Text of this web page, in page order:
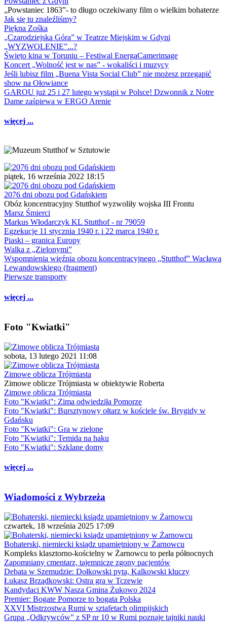
„Powstaniec 1863”- to długo oczekiwany film o wielkim bohaterze
Jak się tu znaleźliśmy?
Piękna Zośka
„Czarodziejska Góra” w Teatrze Miejskim w Gdyni
„WYZWOLENIE”...?
Święto kina w Toruniu – Festiwal EnergaCamerimage
Koncert „Wolność jest w nas” - wokaliści i muzycy
Jeśli lubisz film „Buena Vista Social Club” nie możesz przegapić
show na Ołowiance
GAROU już 25 i 27 lutego wystąpi w Polsce! Dzwonnik z Notre
Dame zaśpiewa w ERGO Arenie
więcej ...
piątek, 16 września 2022 18:15
2076 dni obozu pod Gdańskiem
Obóz koncentracyjny Stutthof wyzwoliły wojska III Frontu
Marsz Śmierci
Markus Włodarczyk KL Stutthof - nr 79059
Egzekucje 11 stycznia 1940 r. i 22 marca 1940 r.
Piaski – granica Europy
Walka z „Zielonymi”
Wspomnienia więźnia obozu koncentracyjnego „Stutthof” Wacława
Lewandowskiego (fragment)
Pierwsze transporty
więcej ...
Foto "Kwiatki"
sobota, 13 lutego 2021 11:08
Zimowe oblicza Trójmiasta
Zimowe oblicze Trójmiasta w obiektywie Roberta
Zimowe oblicza Trójmiasta
Foto "Kwiatki": Zima odwiedziła Pomorze
Foto "Kwiatki": Bursztynowy ołtarz w kościele św. Brygidy w
Gdańsku
Foto "Kwiatki": Gra w zielone
Foto "Kwiatki": Temida na haku
Foto "Kwiatki": Szklane domy
więcej ...
Wiadomości z Wybrzeża
czwartek, 18 września 2025 17:09
Bohaterski, niemiecki ksiądz upamiętniony w Żarnowcu
Kompleks klasztorno-kościelny w Żarnowcu to perła północnych
Zapomniany cmentarz, tajemnicze zgony pacjentów
Debata w Szemudzie: Dołkowski pyta, Kalkowski kluczy
Łukasz Brządkowski: Ostra gra w Tczewie
Kandydaci KWW Nasza Gmina Żukowo 2024
Premier: Bogate Pomorze to bogata Polska
XXVI Mistrzostwa Rumi w sztafetach olimpijskich
Grupa „Odkrywców” z SP nr 10 w Rumi poznaje tajniki nauki